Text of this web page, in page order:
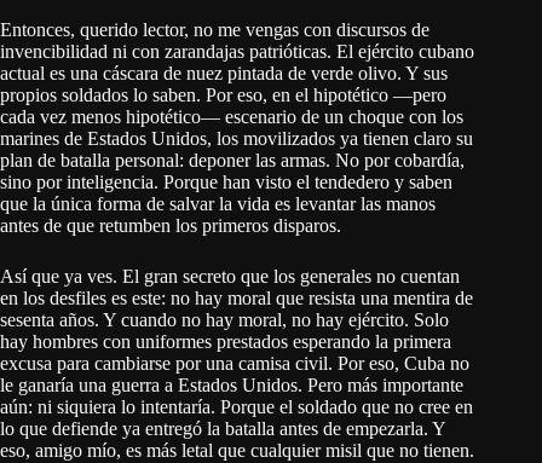
Entonces, querido lector, no me vengas con discursos de
invencibilidad ni con zarandajas patrióticas. El ejército cubano
actual es una cáscara de nuez pintada de verde olivo. Y sus
propios soldados lo saben. Por eso, en el hipotético —pero
cada vez menos hipotético— escenario de un choque con los
marines de Estados Unidos, los movilizados ya tienen claro su
plan de batalla personal: deponer las armas. No por cobardía,
sino por inteligencia. Porque han visto el tendedero y saben
que la única forma de salvar la vida es levantar las manos
antes de que retumben los primeros disparos.
Así que ya ves. El gran secreto que los generales no cuentan
en los desfiles es este: no hay moral que resista una mentira de
sesenta años. Y cuando no hay moral, no hay ejército. Solo
hay hombres con uniformes prestados esperando la primera
excusa para cambiarse por una camisa civil. Por eso, Cuba no
le ganaría una guerra a Estados Unidos. Pero más importante
aún: ni siquiera lo intentaría. Porque el soldado que no cree en
lo que defiende ya entregó la batalla antes de empezarla. Y
eso, amigo mío, es más letal que cualquier misil que no tienen.